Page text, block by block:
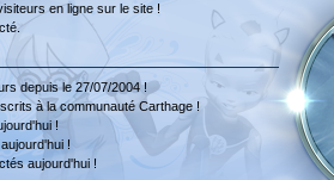
en ligne sur le site !
depuis le 27/07/2004 !
à la communauté Carthage !
!
aujourd'hui !
aujourd'hui !